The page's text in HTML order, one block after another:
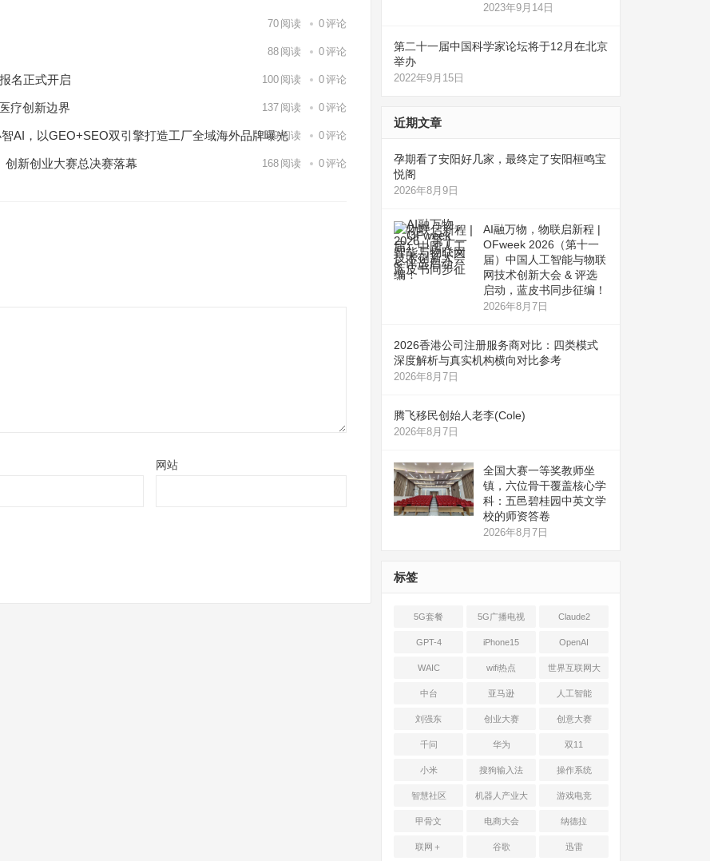
70 阅读 0评论
88 阅读 0评论
名正式开启 100 阅读 0评论
疗创新边界 137 阅读 0评论
AI，以GEO+SEO双引擎打造工厂全域海外品牌曝光
149阅读 0评论
新创业大赛总决赛落幕 168 阅读 0评论
网站
2023年9月14日
第二十一届中国科学家论坛将于12月在北京
举办
2022年9月15日
近期文章
孕期看了安阳好几家，最终定了安阳桓鸣宝
悦阁
2026年8月9日
AI融万物，物联启新程 |
OFweek 2026（第十一
届）中国人工智能与物联
网技术创新大会 & 评选
启动，蓝皮书同步征编！
2026年8月7日
2026香港公司注册服务商对比：四类模式
深度解析与真实机构横向对比参考
2026年8月7日
腾飞移民创始人老李(Cole)
2026年8月7日
全国大赛一等奖教师坐
镇，六位骨干覆盖核心学
科：五邑碧桂园中英文学
校的师资答卷
2026年8月7日
标签
5G套餐 5G广播电视 Claude2
GPT-4 iPhone15 OpenAI
WAIC wifi热点 世界互联网大
会
中台 亚马逊 人工智能
刘强东 创业大赛 创意大赛
千问 华为 双11
小米 搜狗输入法 操作系统
智慧社区 机器人产业大
会
游戏电竞
甲骨文 电商大会 纳德拉
联网＋ 谷歌 迅雷